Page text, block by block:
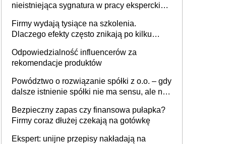
nieistniejąca sygnatura w pracy eksperckiej -
firmie
Firmy wydają tysiące na szkolenia.
Dlaczego efekty często znikają po kilku
Odpowiedzialność influencerów za
rekomendacje produktów
Powództwo o rozwiązanie spółki z o.o. – gdy
dalsze istnienie spółki nie ma sensu, ale nie
Bezpieczny zapas czy finansowa pułapka?
Firmy coraz dłużej czekają na gotówkę
Ekspert: unijne przepisy nakładają na